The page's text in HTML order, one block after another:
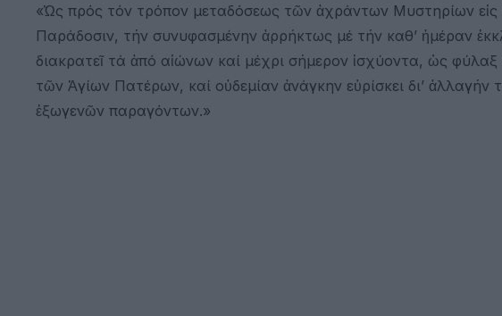
«Ὡς πρός τόν τρόπον μεταδόσεως τῶν ἀχράντων Μυστηρίων εἰς
Παράδοσιν, τήν συνυφασμένην ἀρρήκτως μέ τήν καθ’ ἡμέραν
διακρατεῖ τά ἀπό αἰώνων καί μέχρι σήμερον ἰσχύοντα, ὡς
τῶν Ἁγίων Πατέρων, καί οὐδεμίαν ἀνάγκην εὑρίσκει δι’
ἐξωγενῶν παραγόντων.»